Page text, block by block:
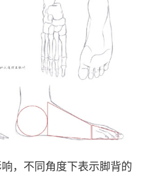
，不同角度下表示脚背的